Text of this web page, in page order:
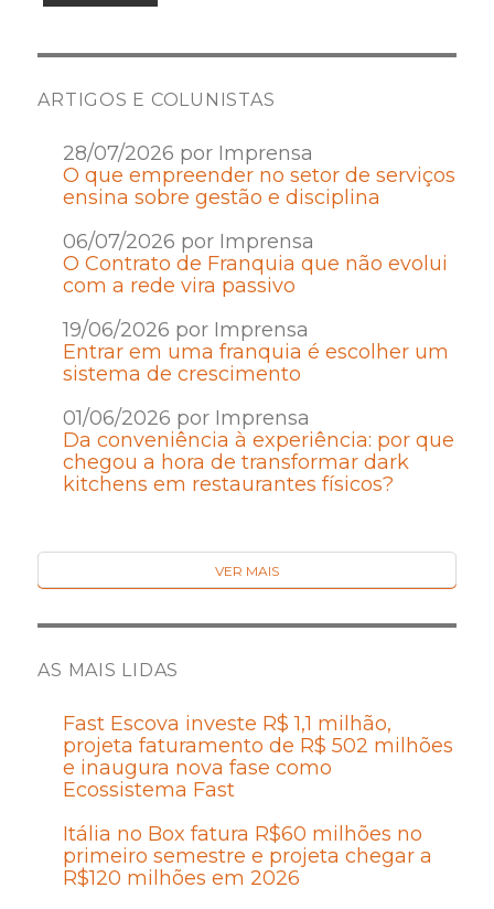
ARTIGOS E COLUNISTAS
28/07/2026 por Imprensa
O que empreender no setor de serviços
ensina sobre gestão e disciplina
06/07/2026 por Imprensa
O Contrato de Franquia que não evolui
com a rede vira passivo
19/06/2026 por Imprensa
Entrar em uma franquia é escolher um
sistema de crescimento
01/06/2026 por Imprensa
Da conveniência à experiência: por que
chegou a hora de transformar dark
kitchens em restaurantes físicos?
VER MAIS
AS MAIS LIDAS
Fast Escova investe R$ 1,1 milhão,
projeta faturamento de R$ 502 milhões
e inaugura nova fase como
Ecossistema Fast
Itália no Box fatura R$60 milhões no
primeiro semestre e projeta chegar a
R$120 milhões em 2026